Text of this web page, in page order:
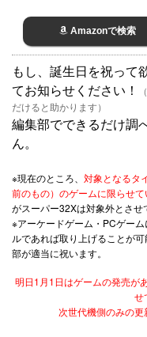
Amazonで検索
もし、誕生日を祝って
てお知らせください！
だけると助かります）
編集部でできるだけ調
ん。
※現在のところ、 対象となるタ
前のもの）のゲームに限らせて
がスーパー32Xは対象外とさせ
※アーケードゲーム・PCゲー
ルであれば取り上げることが
部が適当に祝います。
明日1月1日はゲームの発売が
せ
次世代機側のみの更